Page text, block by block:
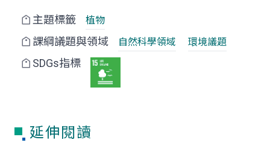
主題標籤 植物
課綱議題與領域 自然科學領域 環境議題
SDGs指標
延伸閱讀